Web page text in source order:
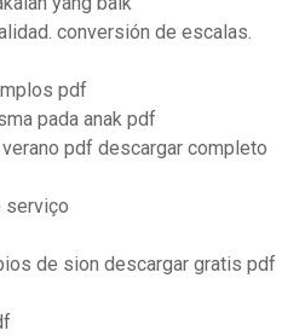
conversión de escalas.
pdf
pada anak pdf
pdf descargar completo
serviço
de sion descargar gratis pdf